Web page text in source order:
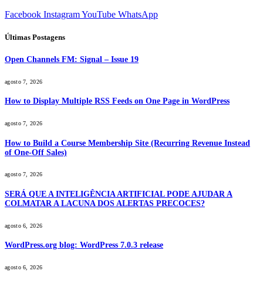
Facebook InstagramYouTube WhatsApp
Últimas Postagens
Open Channels FM: Signal – Issue 19
agosto 7, 2026
How to Display Multiple RSS Feeds on One Page in WordPress
agosto 7, 2026
How to Build a Course Membership Site (Recurring Revenue Instead
of One-Off Sales)
agosto 7, 2026
SERÁ QUE A INTELIGÊNCIA ARTIFICIAL PODE AJUDAR A
COLMATAR A LACUNA DOS ALERTAS PRECOCES?
agosto 6, 2026
WordPress.org blog: WordPress 7.0.3 release
agosto 6, 2026